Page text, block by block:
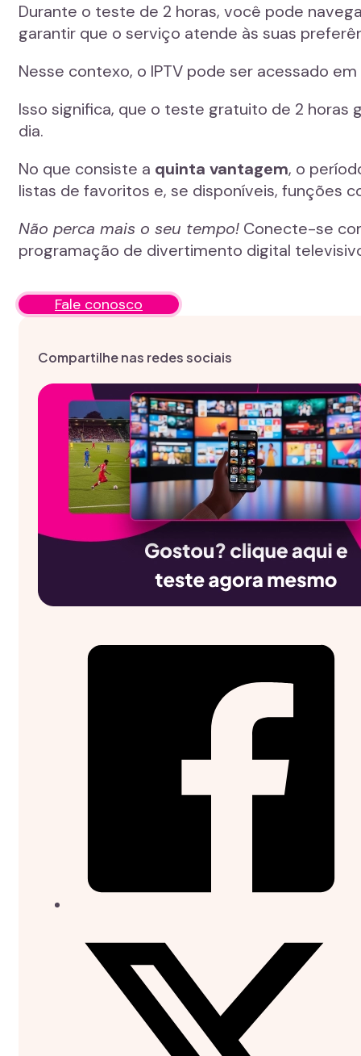
Durante o teste de 2 horas, você pode
garantir que o serviço atende às suas
Nesse contexo, o IPTV pode ser acessado
Isso significa, que o teste gratuito de 2
dia.
No que consiste a quinta vantagem, o
listas de favoritos e, se disponíveis, funções
Não perca mais o seu tempo! Conecte-se
programação de divertimento digital
Fale conosco
Compartilhe nas redes sociais